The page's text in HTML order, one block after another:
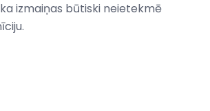
izmaiņas būtiski neietekmē